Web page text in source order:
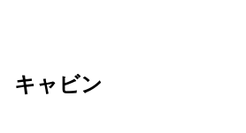
キャビン